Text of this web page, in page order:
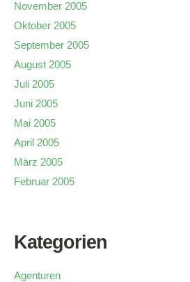
November 2005
Oktober 2005
September 2005
August 2005
Juli 2005
Juni 2005
Mai 2005
April 2005
März 2005
Februar 2005
Kategorien
Agenturen